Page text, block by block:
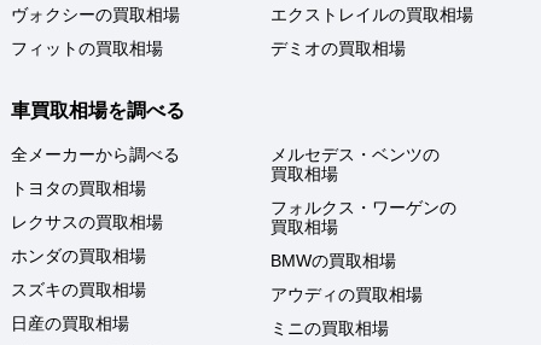
ヴォクシーの買取相場
フィットの買取相場
エクストレイルの買取相場
デミオの買取相場
車買取相場を調べる
全メーカーから調べる
トヨタの買取相場
レクサスの買取相場
ホンダの買取相場
スズキの買取相場
日産の買取相場
メルセデス・ベンツの
買取相場
フォルクス・ワーゲンの
買取相場
BMWの買取相場
アウディの買取相場
ミニの買取相場